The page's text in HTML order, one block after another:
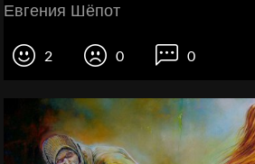
Евгения Шёпот
2 0 0